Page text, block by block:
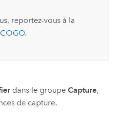
reportez-vous à la
.
dans le groupe Capture,
de capture.